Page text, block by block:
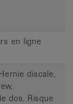
en ligne
discale,
dos, Risque